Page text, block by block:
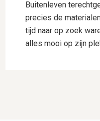
Buitenleven
precies de
tijd naar op zoek
alles mooi op zijn plek. Dirk heeft